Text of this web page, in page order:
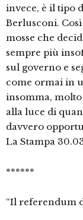
invece, è il tipo
Berlusconi.
mosse che
sempre più
sul governo e
come ormai in
insomma, molto
alla luce di
davvero
La Stampa
******
“Il referendum